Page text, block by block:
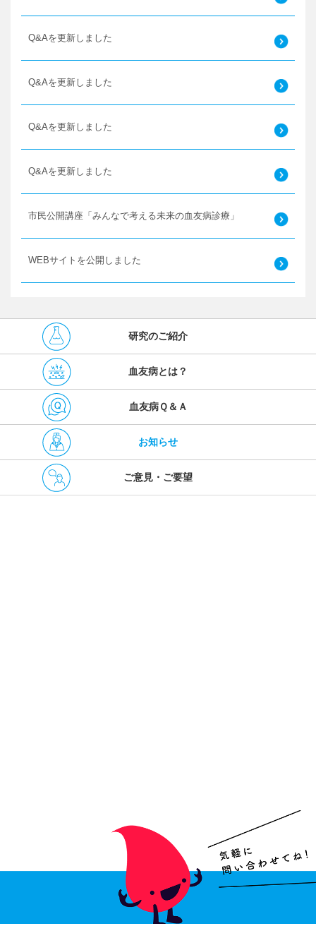
Q&Aを更新しました
Q&Aを更新しました
Q&Aを更新しました
Q&Aを更新しました
市民公開講座「みんなで考える未来の血友病診療」
WEBサイトを公開しました
研究のご紹介
血友病とは？
血友病Ｑ＆Ａ
お知らせ
ご意見・ご要望